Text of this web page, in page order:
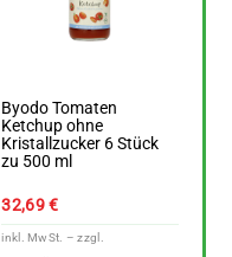
Byodo Tomaten
Ketchup ohne
Kristallzucker 6 Stück
zu 500 ml
32,69€